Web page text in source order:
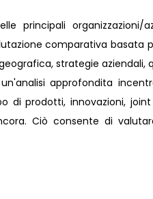
principali organizzazioni/
comparativa basata
strategie
approfondita
di prodotti, innovazioni,
Ciò consente di